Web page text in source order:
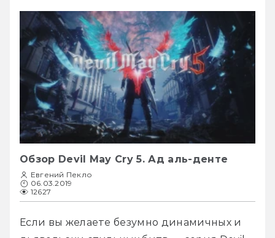
Обзор Devil May Cry 5. Ад аль-денте
Евгений Пекло
06.03.2019
12627
Если вы желаете безумно динамичных и